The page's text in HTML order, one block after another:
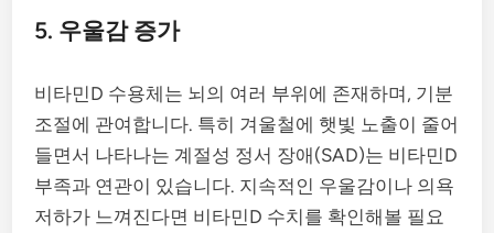
5. 우울감 증가
비타민D 수용체는 뇌의 여러 부위에 존재하며, 기분
조절에 관여합니다. 특히 겨울철에 햇빛 노출이 줄어
들면서 나타나는 계절성 정서 장애(SAD)는 비타민D
부족과 연관이 있습니다. 지속적인 우울감이나 의욕
저하가 느껴진다면 비타민D 수치를 확인해볼 필요